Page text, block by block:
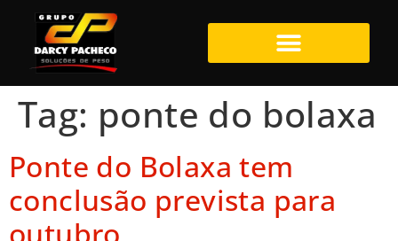
Tag: ponte do bolaxa
Ponte do Bolaxa tem
conclusão prevista para